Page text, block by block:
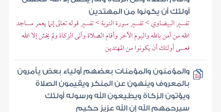
أولئك أن يكونوا من المهتدين
تفسير البيضاوي > تفسير سورة التوبة > تفسير قوله تعالى إنما يعمر مساجد
الله من آمن بالله واليوم الآخر وأقام الصلاة وآتى الزكاة ولم يخش إلا الله
فعسى أولئك أن يكونوا من المهتدين
والمؤمنون والمؤمنات بعضهم أولياء بعض يأمرون
بالمعروف وينهون عن المنكر ويقيمون الصلاة
ويؤتون الزكاة ويطيعون الله ورسوله أولئك
سيرحمهم الله إن الله عزيز حكيم